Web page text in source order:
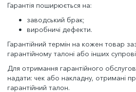
Гарантія поширюється на:
заводський брак;
виробничі дефекти.
Гарантійний термін на кожен товар
гарантійному талоні або інших
Для отримання гарантійного
надати: чек або накладну, отримані
гарантійний талон.